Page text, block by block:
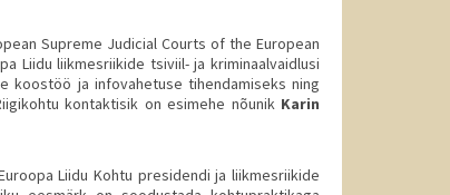
Supreme Judicial Courts of the European
Liidu liikmesriikide tsiviil- ja kriminaalvaidlusi
koostöö ja infovahetuse tihendamiseks ning
kontaktisik on esimehe nõunik Karin
Liidu Kohtu presidendi ja liikmesriikide